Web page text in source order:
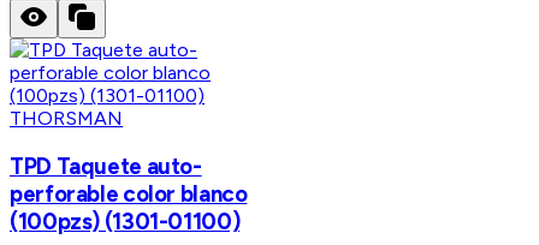
THORSMAN
TPD Taquete auto-
perforable color blanco
(100pzs) (1301-01100)